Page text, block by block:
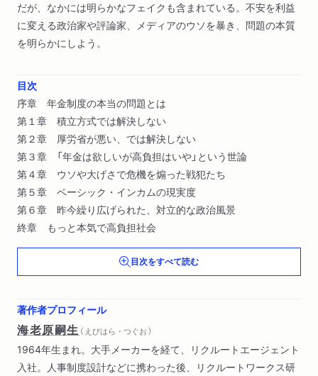
だが、なかには明らかなフェイクも含まれている。不安を利益
に変える政治家や評論家、メディアのウソを暴き、問題の本質
を明らかにしよう。
目次
序章 年金制度の本当の問題とは
第１章 積立方式では解決しない
第２章 厚労省が悪い、では解決しない
第３章 「年金は欲しいが高負担はいや」という世論
第４章 ウソや大げさで危機を煽った戦犯たち
第５章 ベーシック・インカムの現実度
第６章 昨今繰り広げられた、対立的な政治風景
終章 もっと本気で高負担社会
目次をすべて読む
著作者プロフィール
海老原嗣生 （ えびはら・つぐお ）
1964年生まれ。大手メーカーを経て、リクルートエージェント
入社。人事制度設計などに携わった後、リクルートワークス研